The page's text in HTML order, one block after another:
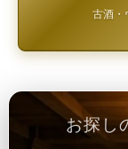
古酒・
お探し